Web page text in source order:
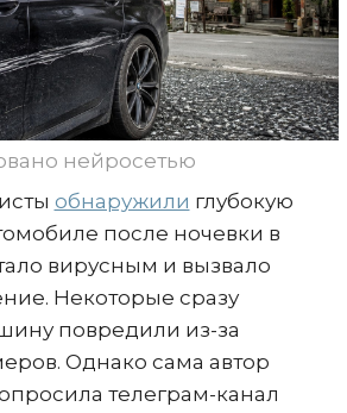
нейросетью
обнаружили глубокую
после ночевки в
вирусным и вызвало
Некоторые сразу
повредили из-за
Однако сама автор
телеграм-канал